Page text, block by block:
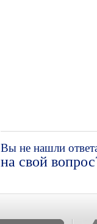
Вы не нашли
на свой